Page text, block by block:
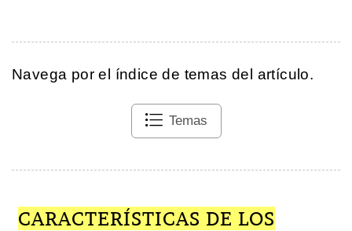
Navega por el índice de temas del artículo.
Temas
CARACTERÍSTICAS DE LOS